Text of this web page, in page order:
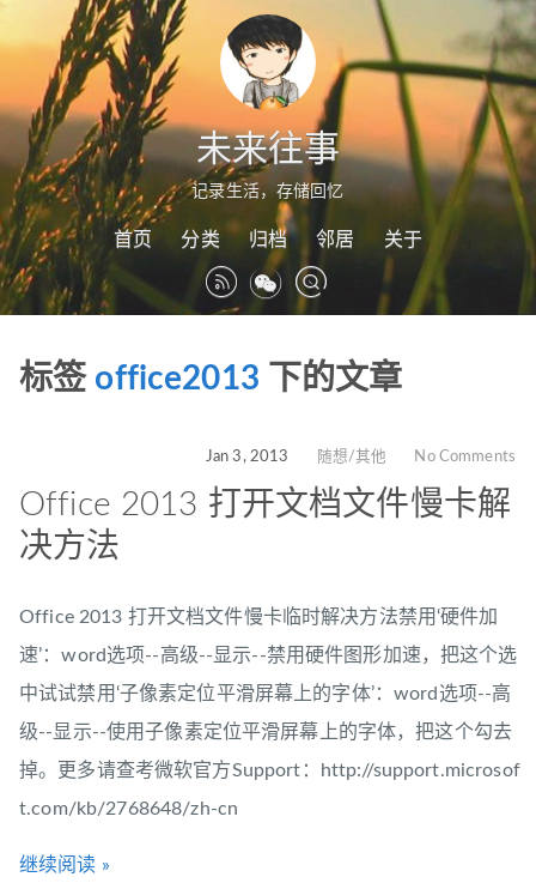
未来往事
记录生活，存储回忆
首页 分类 归档 邻居 关于
标签 office2013 下的文章
Jan 3, 2013 随想/其他 No Comments
Office 2013 打开文档文件慢卡解
决方法
Office 2013 打开文档文件慢卡临时解决方法禁用‘硬件加
速’：word选项--高级--显示--禁用硬件图形加速，把这个选
中试试禁用‘子像素定位平滑屏幕上的字体’：word选项--高
级--显示--使用子像素定位平滑屏幕上的字体，把这个勾去
掉。更多请查考微软官方Support：http://support.microsof
t.com/kb/2768648/zh-cn
继续阅读 »